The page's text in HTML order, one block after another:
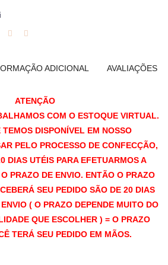
ADICIONAL AVALIAÇÕES
ATENÇÃO
COM O ESTOQUE VIRTUAL.
TEMOS DISPONÍVEL EM NOSSO
PELO PROCESSO DE CONFECÇÃO,
DIAS UTÉIS PARA EFETUARMOS A
PRAZO DE ENVIO. ENTÃO O PRAZO
SEU PEDIDO SÃO DE 20 DIAS
( O PRAZO DEPENDE MUITO DO
QUE ESCOLHER ) = O PRAZO
TERÁ SEU PEDIDO EM MÃOS.